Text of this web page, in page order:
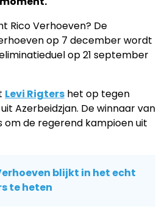
Rico Verhoeven? De
op 7 december wordt
op 21 september
Levi Rigters het op tegen
Azerbeidzjan. De winnaar van
om de regerend kampioen uit
blijkt in het echt
te heten